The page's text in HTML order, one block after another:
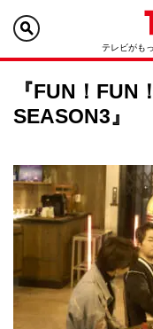
テレビがも
『FUN！FUN
SEASON3』